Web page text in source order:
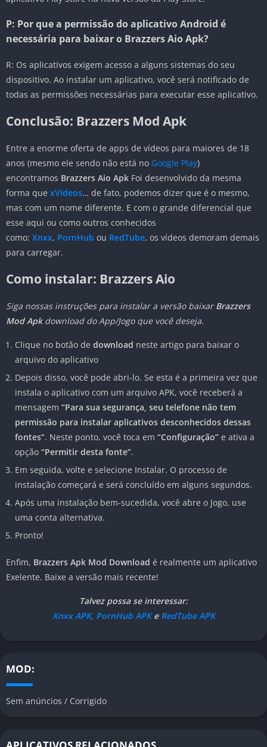
P: Por que a permissão do aplicativo Android é
necessária para baixar o Brazzers Aio Apk?
R: Os aplicativos exigem acesso a alguns sistemas do seu
dispositivo. Ao instalar um aplicativo, você será notificado de
todas as permissões necessárias para executar esse aplicativo.
Conclusão: Brazzers Mod Apk
Entre a enorme oferta de apps de vídeos para maiores de 18
anos (mesmo ele sendo não está no Google Play)
encontramos Brazzers Aio Apk Foi desenvolvido da mesma
forma que xVideos… de fato, podemos dizer que é o mesmo,
mas com um nome diferente. E com o grande diferencial que
esse aqui ou como outros conhecidos
como: Xnxx, PornHub ou RedTube, os vídeos demoram demais
para carregar.
Como instalar: Brazzers Aio
Siga nossas instruções para instalar a versão baixarBrazzers
Mod Apkdownloaddo App/Jogo que você deseja.
Clique no botão de download neste artigo para baixar o
arquivo do aplicativo
Depois disso, você pode abri-lo. Se esta é a primeira vez que
instala o aplicativo com um arquivo APK, você receberá a
mensagem “Para sua segurança, seu telefone não tem
permissão para instalar aplicativos desconhecidos dessas
fontes”. Neste ponto, você toca em “Configuração” e ativa a
opção “Permitir desta fonte”.
Em seguida, volte e selecione Instalar. O processo de
instalação começará e será concluído em alguns segundos.
Após uma instalação bem-sucedida, você abre o Jogo, use
uma conta alternativa.
Pronto!
Enfim, Brazzers Apk Mod Download é realmente um aplicativo
Exelente. Baixe a versão mais recente!
Talvez possa se interessar:
Xnxx APK, PornHub APKe RedTube APK
MOD:
Sem anúncios / Corrigido